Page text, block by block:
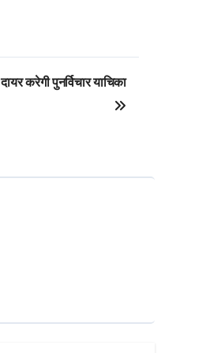
करेगी पुनर्विचार याचिका